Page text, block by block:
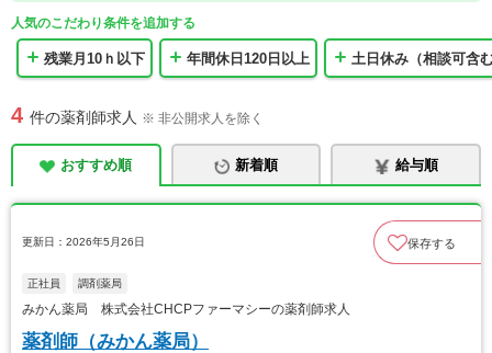
人気のこだわり条件を追加する
残業月10ｈ以下 年間休日120日以上 土日休み（相談可含
4 件の薬剤師求人 ※ 非公開求人を除く
おすすめ順 新着順 給与順
更新日：2026年5月26日 保存する
正社員 調剤薬局
みかん薬局 株式会社CHCPファーマシーの薬剤師求人
薬剤師（みかん薬局）